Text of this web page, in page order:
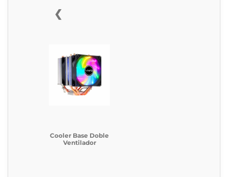
❮
Cooler Base Doble
Ventilador